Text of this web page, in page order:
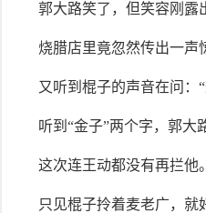
郭大路笑了，但笑容刚露
烧腊店里竟忽然传出一声
又听到棍子的声音在问：
听到“金子”两个字，郭大
这次连王动都没有再拦他。
只见棍子拎着麦老广，就